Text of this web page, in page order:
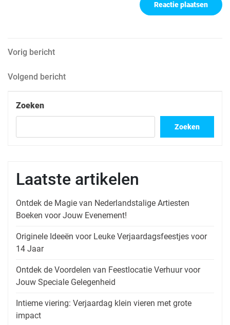
Berichtnavigatie
Vorig
Vorig bericht
Volgend
Volgend bericht
Zoeken
Zoeken
Laatste artikelen
Ontdek de Magie van Nederlandstalige Artiesten
Boeken voor Jouw Evenement!
Originele Ideeën voor Leuke Verjaardagsfeestjes voor
14 Jaar
Ontdek de Voordelen van Feestlocatie Verhuur voor
Jouw Speciale Gelegenheid
Intieme viering: Verjaardag klein vieren met grote
impact